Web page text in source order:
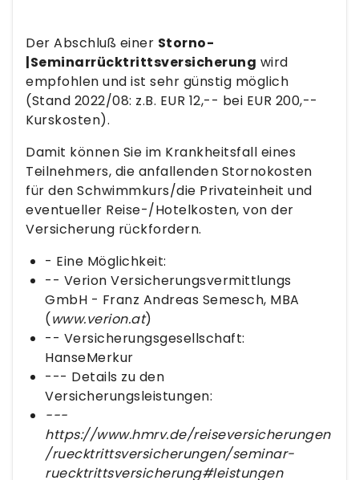
Der Abschluß einer Storno-
|Seminarrücktrittsversicherung wird
empfohlen und ist sehr günstig möglich
(Stand 2022/08: z.B. EUR 12,-- bei EUR 200,--
Kurskosten).
Damit können Sie im Krankheitsfall eines
Teilnehmers, die anfallenden Stornokosten
für den Schwimmkurs/die Privateinheit und
eventueller Reise-/Hotelkosten, von der
Versicherung rückfordern.
- Eine Möglichkeit:
-- Verion Versicherungsvermittlungs
GmbH - Franz Andreas Semesch, MBA
(www.verion.at)
-- Versicherungsgesellschaft:
HanseMerkur
--- Details zu den
Versicherungsleistungen:
---
https://www.hmrv.de/reiseversicherungen
/ruecktrittsversicherungen/seminar-
ruecktrittsversicherung#leistungen